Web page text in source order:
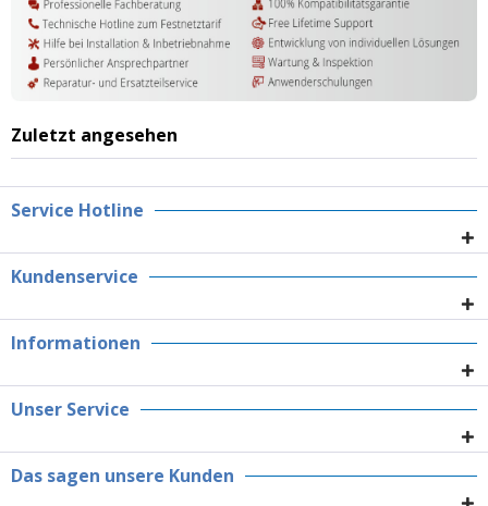
Zuletzt angesehen
Service Hotline
Kundenservice
Informationen
Unser Service
Das sagen unsere Kunden